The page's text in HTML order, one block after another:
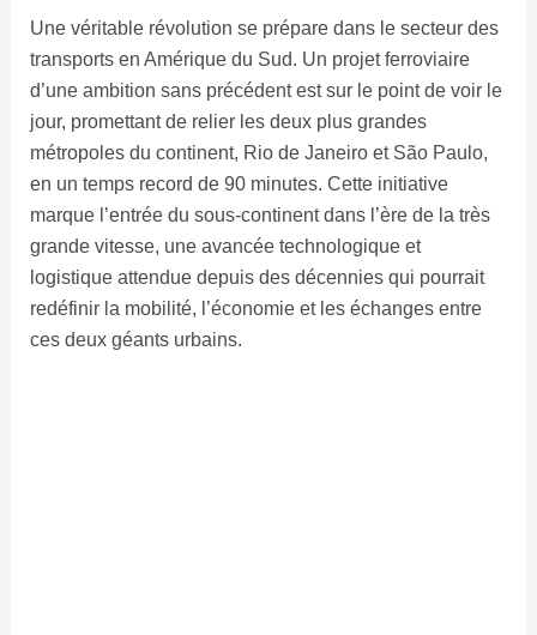
Une véritable révolution se prépare dans le secteur des
transports en Amérique du Sud. Un projet ferroviaire
d’une ambition sans précédent est sur le point de voir le
jour, promettant de relier les deux plus grandes
métropoles du continent, Rio de Janeiro et São Paulo,
en un temps record de 90 minutes. Cette initiative
marque l’entrée du sous-continent dans l’ère de la très
grande vitesse, une avancée technologique et
logistique attendue depuis des décennies qui pourrait
redéfinir la mobilité, l’économie et les échanges entre
ces deux géants urbains.